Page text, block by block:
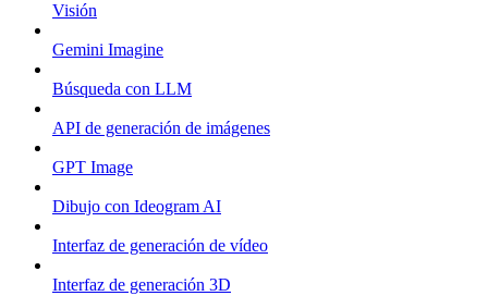
Visión
Gemini Imagine
Búsqueda con LLM
API de generación de imágenes
GPT Image
Dibujo con Ideogram AI
Interfaz de generación de vídeo
Interfaz de generación 3D